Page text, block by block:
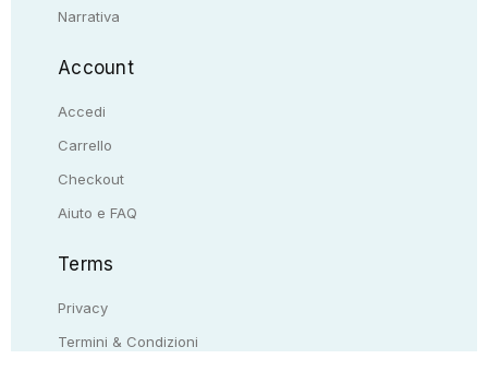
Narrativa
Account
Accedi
Carrello
Checkout
Aiuto e FAQ
Terms
Privacy
Termini & Condizioni